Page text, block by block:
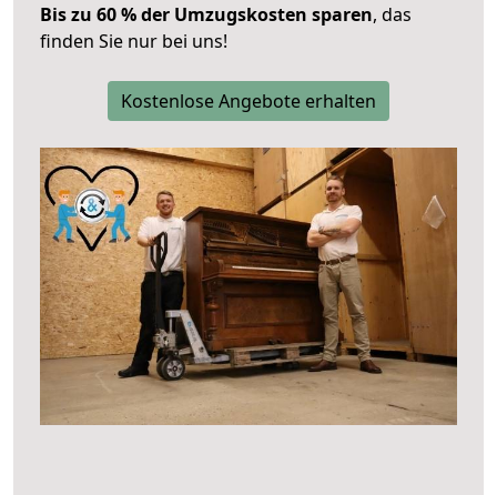
Bis zu 60 % der Umzugskosten sparen, das
finden Sie nur bei uns!
Kostenlose Angebote erhalten